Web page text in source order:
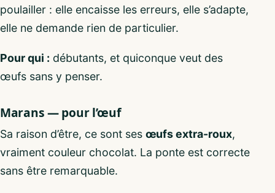
poulailler : elle encaisse les erreurs, elle s’adapte,
elle ne demande rien de particulier.
Pour qui : débutants, et quiconque veut des
œufs sans y penser.
Marans — pour l’œuf
Sa raison d’être, ce sont ses œufs extra-roux,
vraiment couleur chocolat. La ponte est correcte
sans être remarquable.